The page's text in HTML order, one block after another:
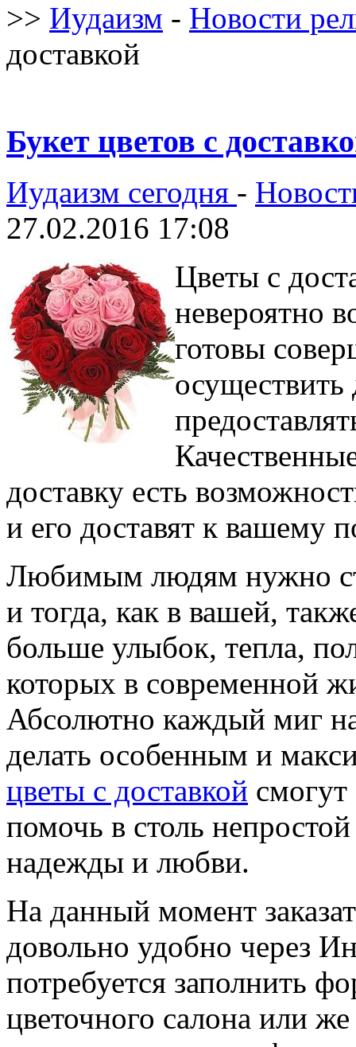
>> Иудаизм - Новости
доставкой
Букет цветов с
Иудаизм сегодня -
27.02.2016 17:08
Цветы с
невероятно
готовы
осуществить
доставку есть
и его доставят к вашему
Любимым людям нужно
и тогда, как в вашей,
больше улыбок, тепла,
которых в современной
Абсолютно каждый миг
делать особенным и
цветы с доставкой
помочь в столь
надежды и любви.
На данный момент
довольно удобно через
потребуется заполнить
цветочного салона или